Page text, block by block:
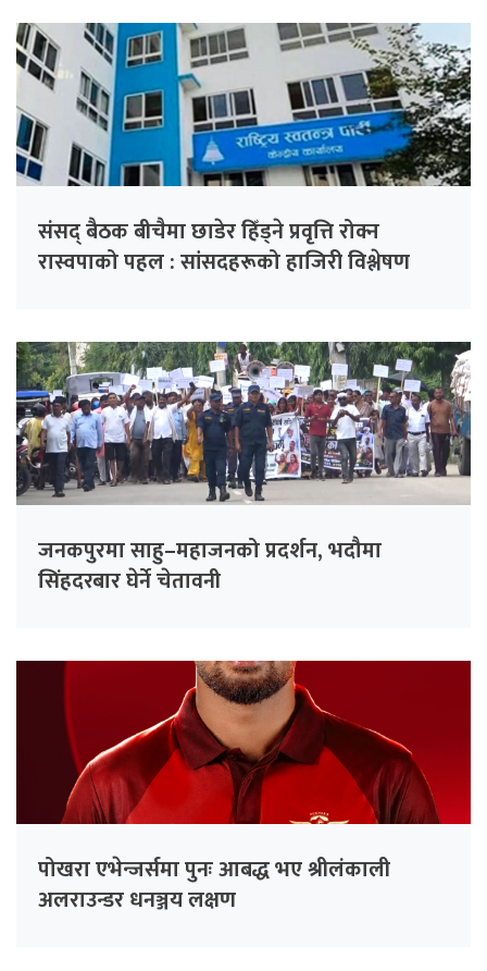
संसद् बैठक बीचैमा छाडेर हिँड्ने प्रवृत्ति रोक्न
रास्वपाको पहल : सांसदहरूको हाजिरी विश्लेषण
जनकपुरमा साहु–महाजनको प्रदर्शन, भदौमा
सिंहदरबार घेर्ने चेतावनी
पोखरा एभेन्जर्समा पुनः आबद्ध भए श्रीलंकाली
अलराउन्डर धनञ्जय लक्षण